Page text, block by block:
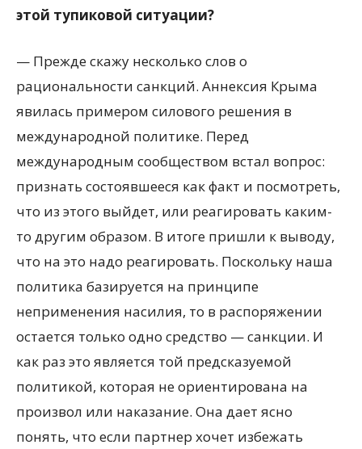
этой тупиковой ситуации?
— Прежде скажу несколько слов о
рациональности санкций. Аннексия Крыма
явилась примером силового решения в
международной политике. Перед
международным сообществом встал вопрос:
признать состоявшееся как факт и посмотреть,
что из этого выйдет, или реагировать каким-
то другим образом. В итоге пришли к выводу,
что на это надо реагировать. Поскольку наша
политика базируется на принципе
неприменения насилия, то в распоряжении
остается только одно средство — санкции. И
как раз это является той предсказуемой
политикой, которая не ориентирована на
произвол или наказание. Она дает ясно
понять, что если партнер хочет избежать